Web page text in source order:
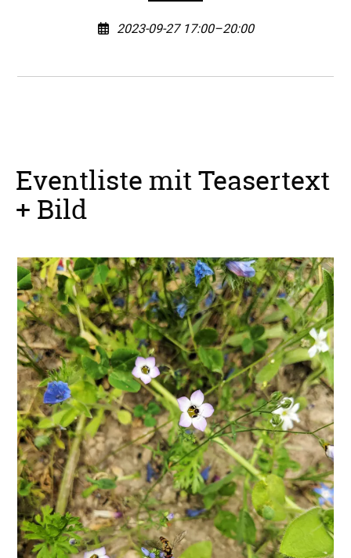
2023-09-27 17:00–20:00
Eventliste mit Teasertext
+ Bild